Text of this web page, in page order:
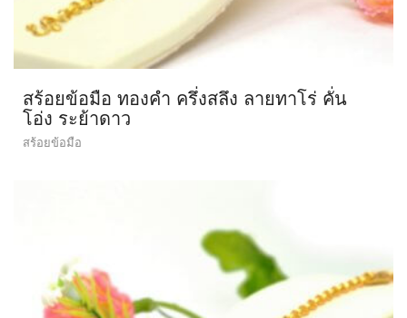
สร้อยข้อมือ ทองคำ ครึ่งสลึง ลายทาโร่ คั่น
โอ่ง ระย้าดาว
สร้อยข้อมือ